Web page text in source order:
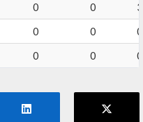
0 0
3
0 0
0
0 0 0